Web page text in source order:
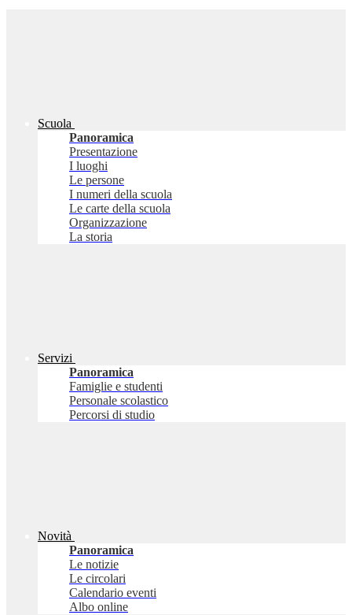
Scuola
Panoramica
Presentazione
I luoghi
Le persone
I numeri della scuola
Le carte della scuola
Organizzazione
La storia
Servizi
Panoramica
Famiglie e studenti
Personale scolastico
Percorsi di studio
Novità
Panoramica
Le notizie
Le circolari
Calendario eventi
Albo online